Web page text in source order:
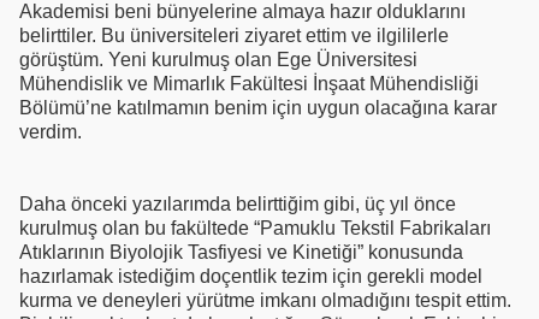
Akademisi beni bünyelerine almaya hazır olduklarını
belirttiler. Bu üniversiteleri ziyaret ettim ve ilgililerle
görüştüm. Yeni kurulmuş olan Ege Üniversitesi
Mühendislik ve Mimarlık Fakültesi İnşaat Mühendisliği
Bölümü’ne katılmamın benim için uygun olacağına karar
verdim.
Daha önceki yazılarımda belirttiğim gibi, üç yıl önce
kurulmuş olan bu fakültede “Pamuklu Tekstil Fabrikaları
Atıklarının Biyolojik Tasfiyesi ve Kinetiği” konusunda
hazırlamak istediğim doçentlik tezim için gerekli model
kurma ve deneyleri yürütme imkanı olmadığını tespit ettim.